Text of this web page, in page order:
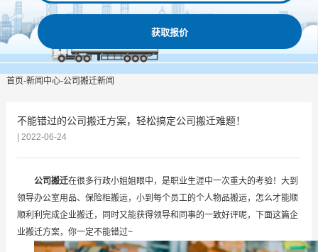
获取报价
首页-新闻中心-公司搬迁新闻
不能错过的公司搬迁方案，轻松搞定公司搬迁难题！
| 2022-06-24
公司搬迁在很多行政小姐姐眼中，是职业生涯中一次重大的考验！大到
领导办公室用品、保险柜搬运，小到每个员工的个人物品搬运，怎么才能顺
顺利利完成企业搬迁，同时又能获得领导和同事的一致好评呢，下面这篇企
业搬迁方案，你一定不能错过~